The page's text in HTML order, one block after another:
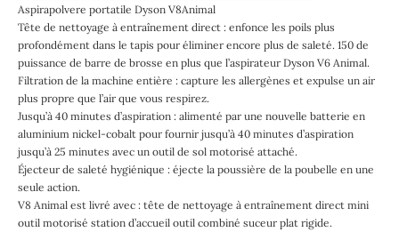
Aspirapolvere portatile Dyson V8Animal
Tête de nettoyage à entraînement direct : enfonce les poils plus
profondément dans le tapis pour éliminer encore plus de saleté. 150 de
puissance de barre de brosse en plus que l’aspirateur Dyson V6 Animal.
Filtration de la machine entière : capture les allergènes et expulse un air
plus propre que l’air que vous respirez.
Jusqu’à 40 minutes d’aspiration : alimenté par une nouvelle batterie en
aluminium nickel-cobalt pour fournir jusqu’à 40 minutes d’aspiration
jusqu’à 25 minutes avec un outil de sol motorisé attaché.
Éjecteur de saleté hygiénique : éjecte la poussière de la poubelle en une
seule action.
V8 Animal est livré avec : tête de nettoyage à entraînement direct mini
outil motorisé station d’accueil outil combiné suceur plat rigide.